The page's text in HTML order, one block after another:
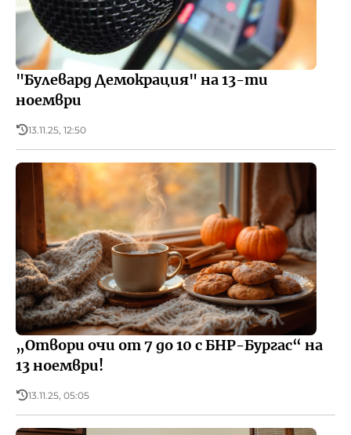
"Булевард Демокрация" на 13-ти
ноември
13.11.25, 12:50
„Отвори очи от 7 до 10 с БНР-Бургас“ на
13 ноември!
13.11.25, 05:05